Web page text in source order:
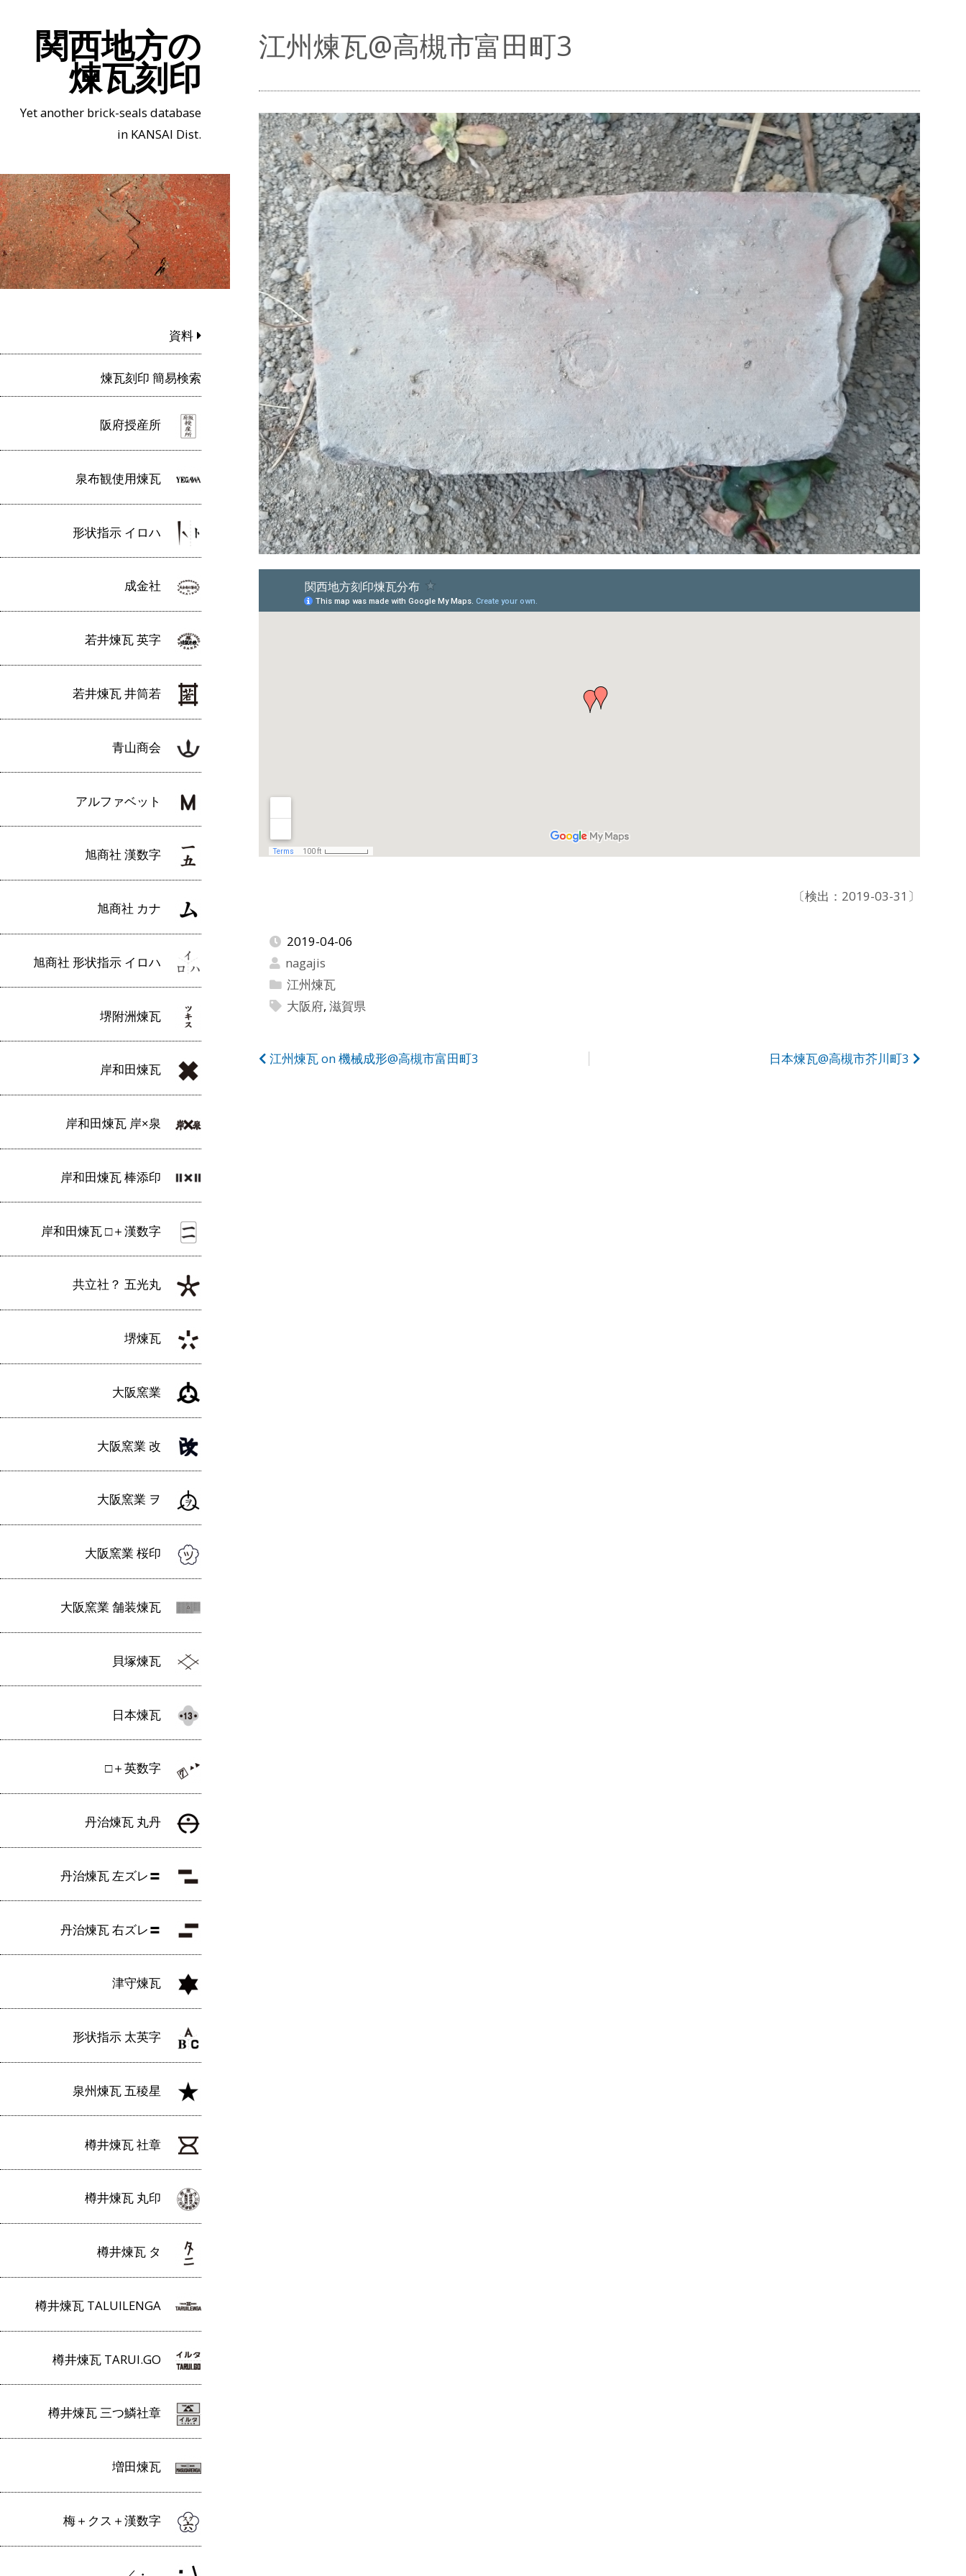
関西地方の
煉瓦刻印
Yet another brick-seals database
in KANSAI Dist.
資料
煉瓦刻印 簡易検索
阪府授産所
泉布観使用煉瓦
形状指示 イロハ
成金社
若井煉瓦 英字
若井煉瓦 井筒若
青山商会
アルファベット
旭商社 漢数字
旭商社 カナ
旭商社 形状指示 イロハ
堺附洲煉瓦
岸和田煉瓦
岸和田煉瓦 岸×泉
岸和田煉瓦 棒添印
岸和田煉瓦 □＋漢数字
共立社？ 五光丸
堺煉瓦
大阪窯業
大阪窯業 改
大阪窯業 ヲ
大阪窯業 桜印
大阪窯業 舗装煉瓦
貝塚煉瓦
日本煉瓦
□＋英数字
丹治煉瓦 丸丹
丹治煉瓦 左ズレ〓
丹治煉瓦 右ズレ〓
津守煉瓦
形状指示 太英字
泉州煉瓦 五稜星
樽井煉瓦 社章
樽井煉瓦 丸印
樽井煉瓦 タ
樽井煉瓦 TALUILENGA
樽井煉瓦 TARUI.GO
樽井煉瓦 三つ鱗社章
増田煉瓦
梅＋クス＋漢数字
江州煉瓦@高槻市富田町3
〔検出：2019-03-31〕
2019-04-06
nagajis
江州煉瓦
大阪府, 滋賀県
投
日本煉瓦@高槻市芥川町3
江州煉瓦 on 機械成形@高槻市富田町3